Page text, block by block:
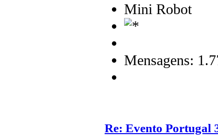
Mini Robot
Mensagens:
Re: Evento Portugal